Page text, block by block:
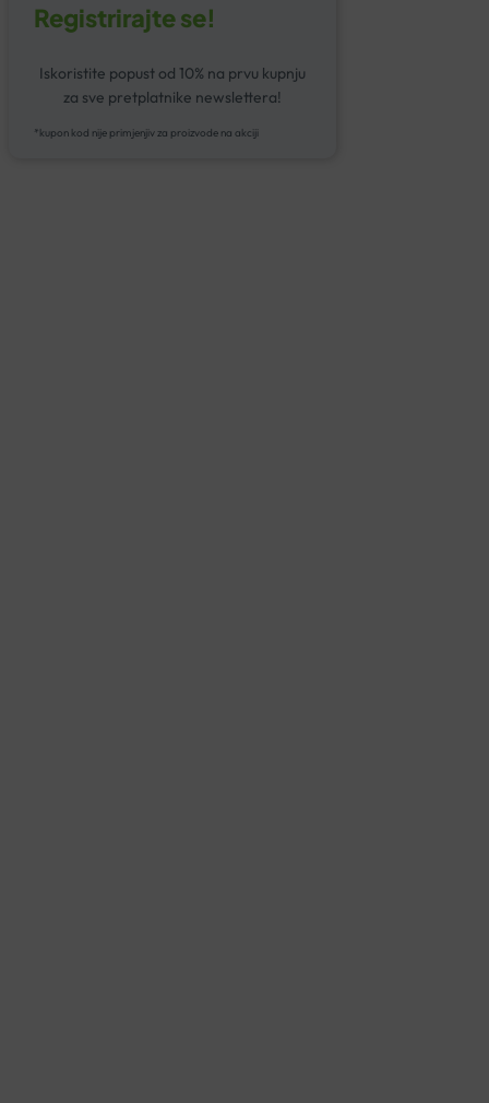
Registrirajte se!
Iskoristite popust od 10% na prvu kupnju
za sve pretplatnike newslettera!
*kupon kod nije primjenjiv za proizvode na akciji